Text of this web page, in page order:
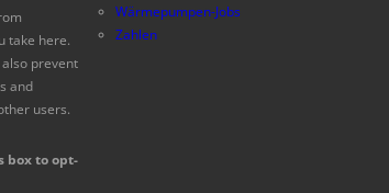
take here.
prevent
and
users.
box to opt-
Wärmepumpen-Jobs
Zahlen